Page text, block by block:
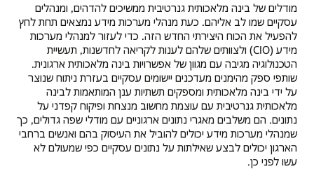
מודלים של בינה מלאכותית גנרטיבית ממשיכים להדהים, ומנהלים
עסקיים שמו לב אליהם. כעת מנהלי מערכות מידע נמצאים תחת לחץ
להפעיל את הכוח היצירתי החדש הזה. כדי לעזור למנהלי מערכות
מידע (CIO) ולצוותים שלהם לענות לקריאה לחדשנות, תעשיית
הטכנולוגיה מגיבה עם מגוון של אפשרויות בינה מלאכותית ארגונית.
שותפי ספק מהימנים מעדכנים יישומים עסקיים בעזרת ניתוח שנוצר
על ידי בינה מלאכותית ומספקים תשתיות ענן המותאמות לבינה
מלאכותית גנרטיבית עם עוצמת מחשוב מנצחת ופיקוח קפדני על
נתונים. הם משלבים מאגרי נתונים ארגוניים עם מודלי שפה גדולים, כך
שמנהלי מערכות מידע יכולים להוביל את העיסוק בהם ואנשים ברחבי
הארגון יכולים לבצע שאילתות על נתונים עסקיים כפי שמעולם לא
עשו לפני כן.